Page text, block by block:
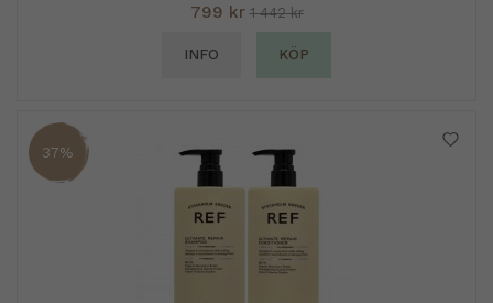
799 kr 1 442 kr
INFO KÖP
37%